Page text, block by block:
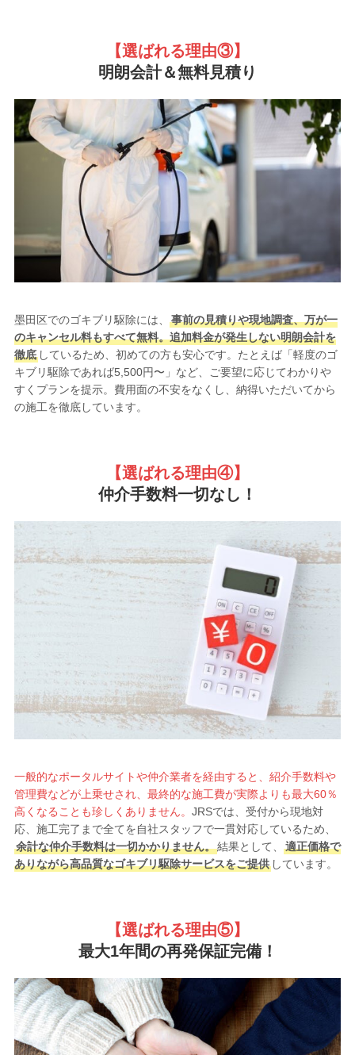
【選ばれる理由③】
明朗会計＆無料見積り
墨田区でのゴキブリ駆除には、
事前の見積りや現地調査、万が一
のキャンセル料もすべて無料。追加料金が発生しない明朗会計を
徹底しているため、初めての方も安心です。たとえば「軽度のゴ
キブリ駆除であれば5,500円〜」など、ご要望に応じてわかりや
すくプランを提示。費用面の不安をなくし、納得いただいてから
の施工を徹底しています。
【選ばれる理由④】
仲介手数料一切なし！
一般的なポータルサイトや仲介業者を経由すると、紹介手数料や
管理費などが上乗せされ、最終的な施工費が実際よりも最大60％
高くなることも珍しくありません。 JRSでは、受付から現地対
応、施工完了まで全てを自社スタッフで一貫対応しているため、
余計な仲介手数料は一切かかりません。結果として、
適正価格で
ありながら高品質なゴキブリ駆除サービスをご提供しています。
【選ばれる理由⑤】
最大1年間の再発保証完備！